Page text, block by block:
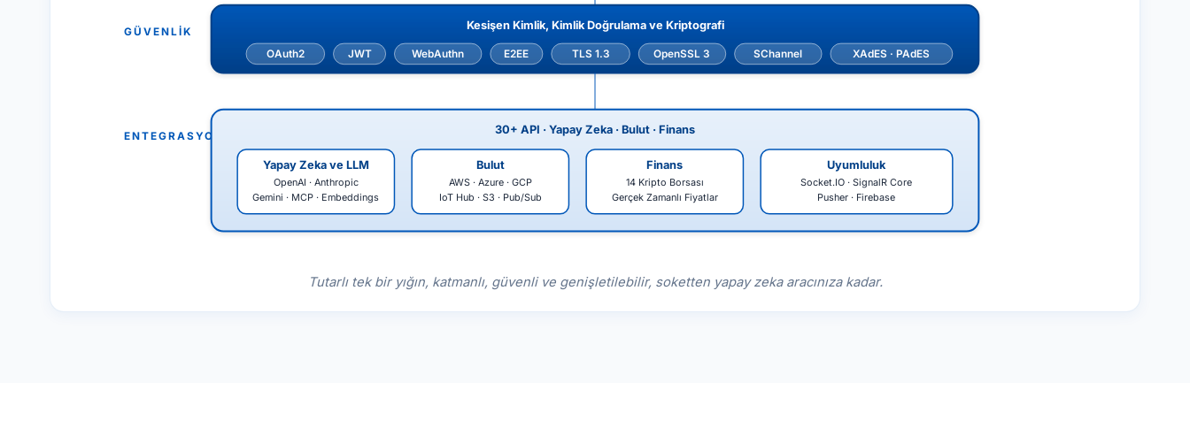
GÜVENLİK Kesişen Kimlik, Kimlik Doğrulama ve Kriptografi
OAuth2 JWT WebAuthn E2EE TLS 1.3 OpenSSL 3 SChannel XAdES · PAdES
ENTEGRASYONLAR 30+ API · Yapay Zeka · Bulut · Finans
Yapay Zeka ve LLM
OpenAI · Anthropic
Gemini · MCP · Embeddings
Bulut
AWS · Azure · GCP
IoT Hub · S3 · Pub/Sub
Finans
14 Kripto Borsası
Gerçek Zamanlı Fiyatlar
Uyumluluk
Socket.IO · SignalR Core
Pusher · Firebase
Tutarlı tek bir yığın, katmanlı, güvenli ve genişletilebilir, soketten yapay zeka aracınıza kadar.